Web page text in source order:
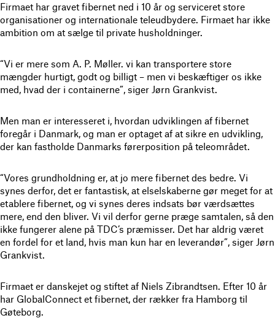
Firmaet har gravet fibernet ned i 10 år og serviceret store
organisationer og internationale teleudbydere. Firmaet har ikke
ambition om at sælge til private husholdninger.
“Vi er mere som A. P. Møller. vi kan transportere store
mængder hurtigt, godt og billigt – men vi beskæftiger os ikke
med, hvad der i containerne”, siger Jørn Grankvist.
Men man er interesseret i, hvordan udviklingen af fibernet
foregår i Danmark, og man er optaget af at sikre en udvikling,
der kan fastholde Danmarks førerposition på teleområdet.
“Vores grundholdning er, at jo mere fibernet des bedre. Vi
synes derfor, det er fantastisk, at elselskaberne gør meget for at
etablere fibernet, og vi synes deres indsats bør værdsættes
mere, end den bliver. Vi vil derfor gerne præge samtalen, så den
ikke fungerer alene på TDC’s præmisser. Det har aldrig været
en fordel for et land, hvis man kun har en leverandør”, siger Jørn
Grankvist.
Firmaet er danskejet og stiftet af Niels Zibrandtsen. Efter 10 år
har GlobalConnect et fibernet, der rækker fra Hamborg til
Gøteborg.